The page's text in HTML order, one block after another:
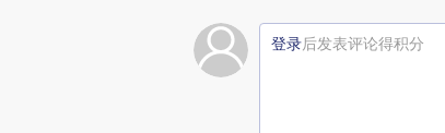
登录后发表评论得积分